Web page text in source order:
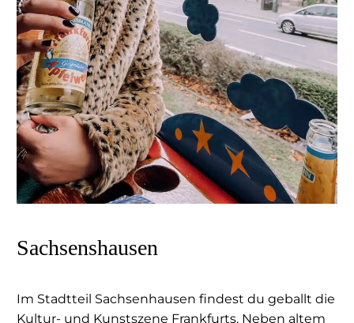
Sachsenshausen
Im Stadtteil Sachsenhausen findest du geballt die
Kultur- und Kunstszene Frankfurts. Neben altem